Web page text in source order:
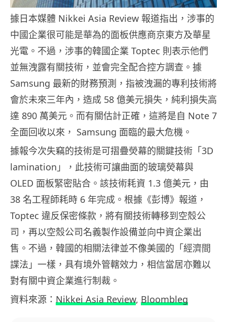
據日本媒體 Nikkei Asia Review 報道指出，涉事的
中國企業很可能是華為的面板供應商京東方及華星
光電。不過，涉事的韓國企業 Toptec 則表示他們
並無洩露有關技術，並會完全配合控方調查。據
Samsung 最新的財務預測，指被洩漏的專利技術將
會於未來三年內，造成 58 億美元損失，純利損失高
達 890 萬美元。而有關估計正確，這將是自 Note 7
全面回收以來， Samsung 面臨的最大危機。
據報今次失竊的技術是可摺疊熒幕的關鍵技術「3D
lamination」，此技術可讓曲面的玻璃熒幕與
OLED 面板緊密貼合。該技術耗資 1.3 億美元，由
38 名工程師耗時 6 年完成。根據《彭博》報道，
Toptec 違反保密條款，將有關技術轉移到空殼公
司，再以空殼公司名義製作設備並向中資企業出
售。不過，韓國的相關法律並不像美國的「經濟間
諜法」一樣，具有境外管轄效力，相信當居亦難以
對有關中資企業進行制裁。
資料來源： Nikkei Asia Review, Bloombleg